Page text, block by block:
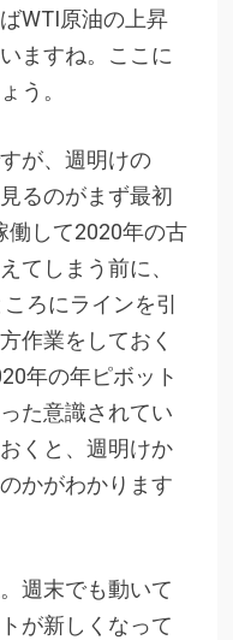
WTI原油の上昇
ますね。ここに
う。
が、週明けの
るのがまず最初
働して2020年の古
てしまう前に、
ろにラインを引
作業をしておく
年の年ピボット
た意識されてい
くと、週明けか
かがわかります
週末でも動いて
が新しくなって